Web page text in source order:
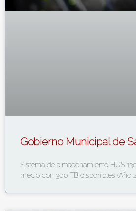
Gobierno Municipal de
Sistema de almacenamiento HUS
medio con 300 TB disponibles (Año